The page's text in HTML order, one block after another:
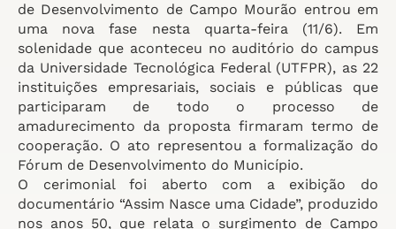
de Desenvolvimento de Campo Mourão entrou em
uma nova fase nesta quarta-feira (11/6). Em
solenidade que aconteceu no auditório do campus
da Universidade Tecnológica Federal (UTFPR), as 22
instituições empresariais, sociais e públicas que
participaram de todo o processo de
amadurecimento da proposta firmaram termo de
cooperação. O ato representou a formalização do
Fórum de Desenvolvimento do Município.
O cerimonial foi aberto com a exibição do
documentário “Assim Nasce uma Cidade”, produzido
nos anos 50, que relata o surgimento de Campo